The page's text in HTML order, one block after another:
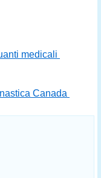
medicali
Canada